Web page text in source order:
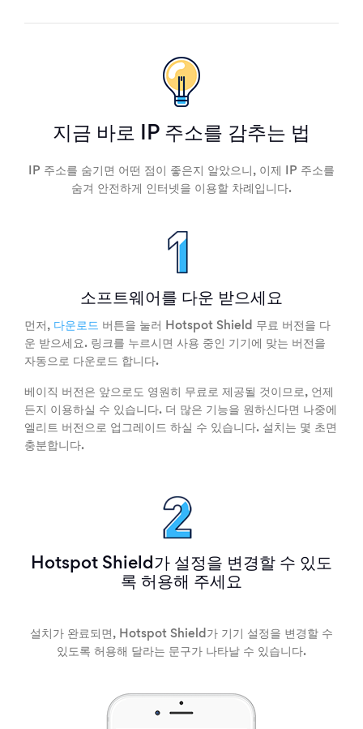
지금 바로 IP 주소를 감추는 법
IP 주소를 숨기면 어떤 점이 좋은지 알았으니, 이제 IP 주소를
숨겨 안전하게 인터넷을 이용할 차례입니다.
소프트웨어를 다운 받으세요
먼저, 다운로드 버튼을 눌러 Hotspot Shield 무료 버전을 다
운 받으세요. 링크를 누르시면 사용 중인 기기에 맞는 버전을
자동으로 다운로드 합니다.
베이직 버전은 앞으로도 영원히 무료로 제공될 것이므로, 언제
든지 이용하실 수 있습니다. 더 많은 기능을 원하신다면 나중에
엘리트 버전으로 업그레이드 하실 수 있습니다. 설치는 몇 초면
충분합니다.
Hotspot Shield가 설정을 변경할 수 있도
록 허용해 주세요
설치가 완료되면, Hotspot Shield가 기기 설정을 변경할 수
있도록 허용해 달라는 문구가 나타날 수 있습니다.